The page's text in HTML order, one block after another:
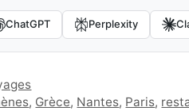
ChatGPT Perplexity
, Grèce, Nantes, Paris,